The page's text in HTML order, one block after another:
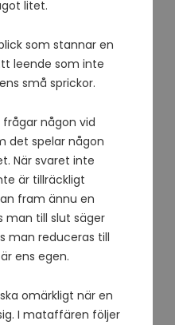
litet.
som stannar en
leende som inte
små sprickor.
frågar någon vid
det spelar någon
När svaret inte
är tillräckligt
fram ännu en
man till slut säger
man reduceras till
ens egen.
omärkligt när en
I mataffären följer